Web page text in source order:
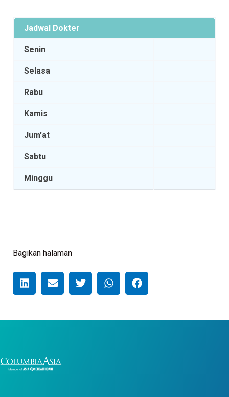
Jadwal Dokter
Senin
Selasa
Rabu
Kamis
Jum'at
Sabtu
Minggu
Bagikan halaman